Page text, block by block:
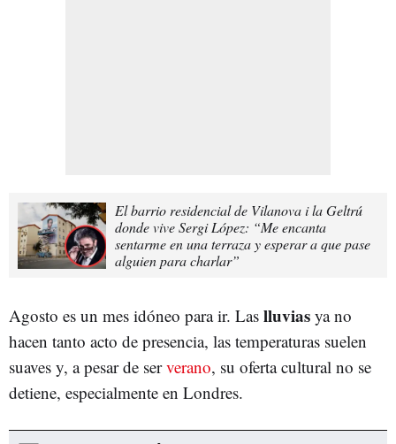
El barrio residencial de Vilanova i la Geltrú
donde vive Sergi López: “Me encanta
sentarme en una terraza y esperar a que pase
alguien para charlar”
Agosto es un mes idóneo para ir. Las lluvias ya no
hacen tanto acto de presencia, las temperaturas suelen
suaves y, a pesar de serverano, su oferta cultural no se
detiene, especialmente en Londres.